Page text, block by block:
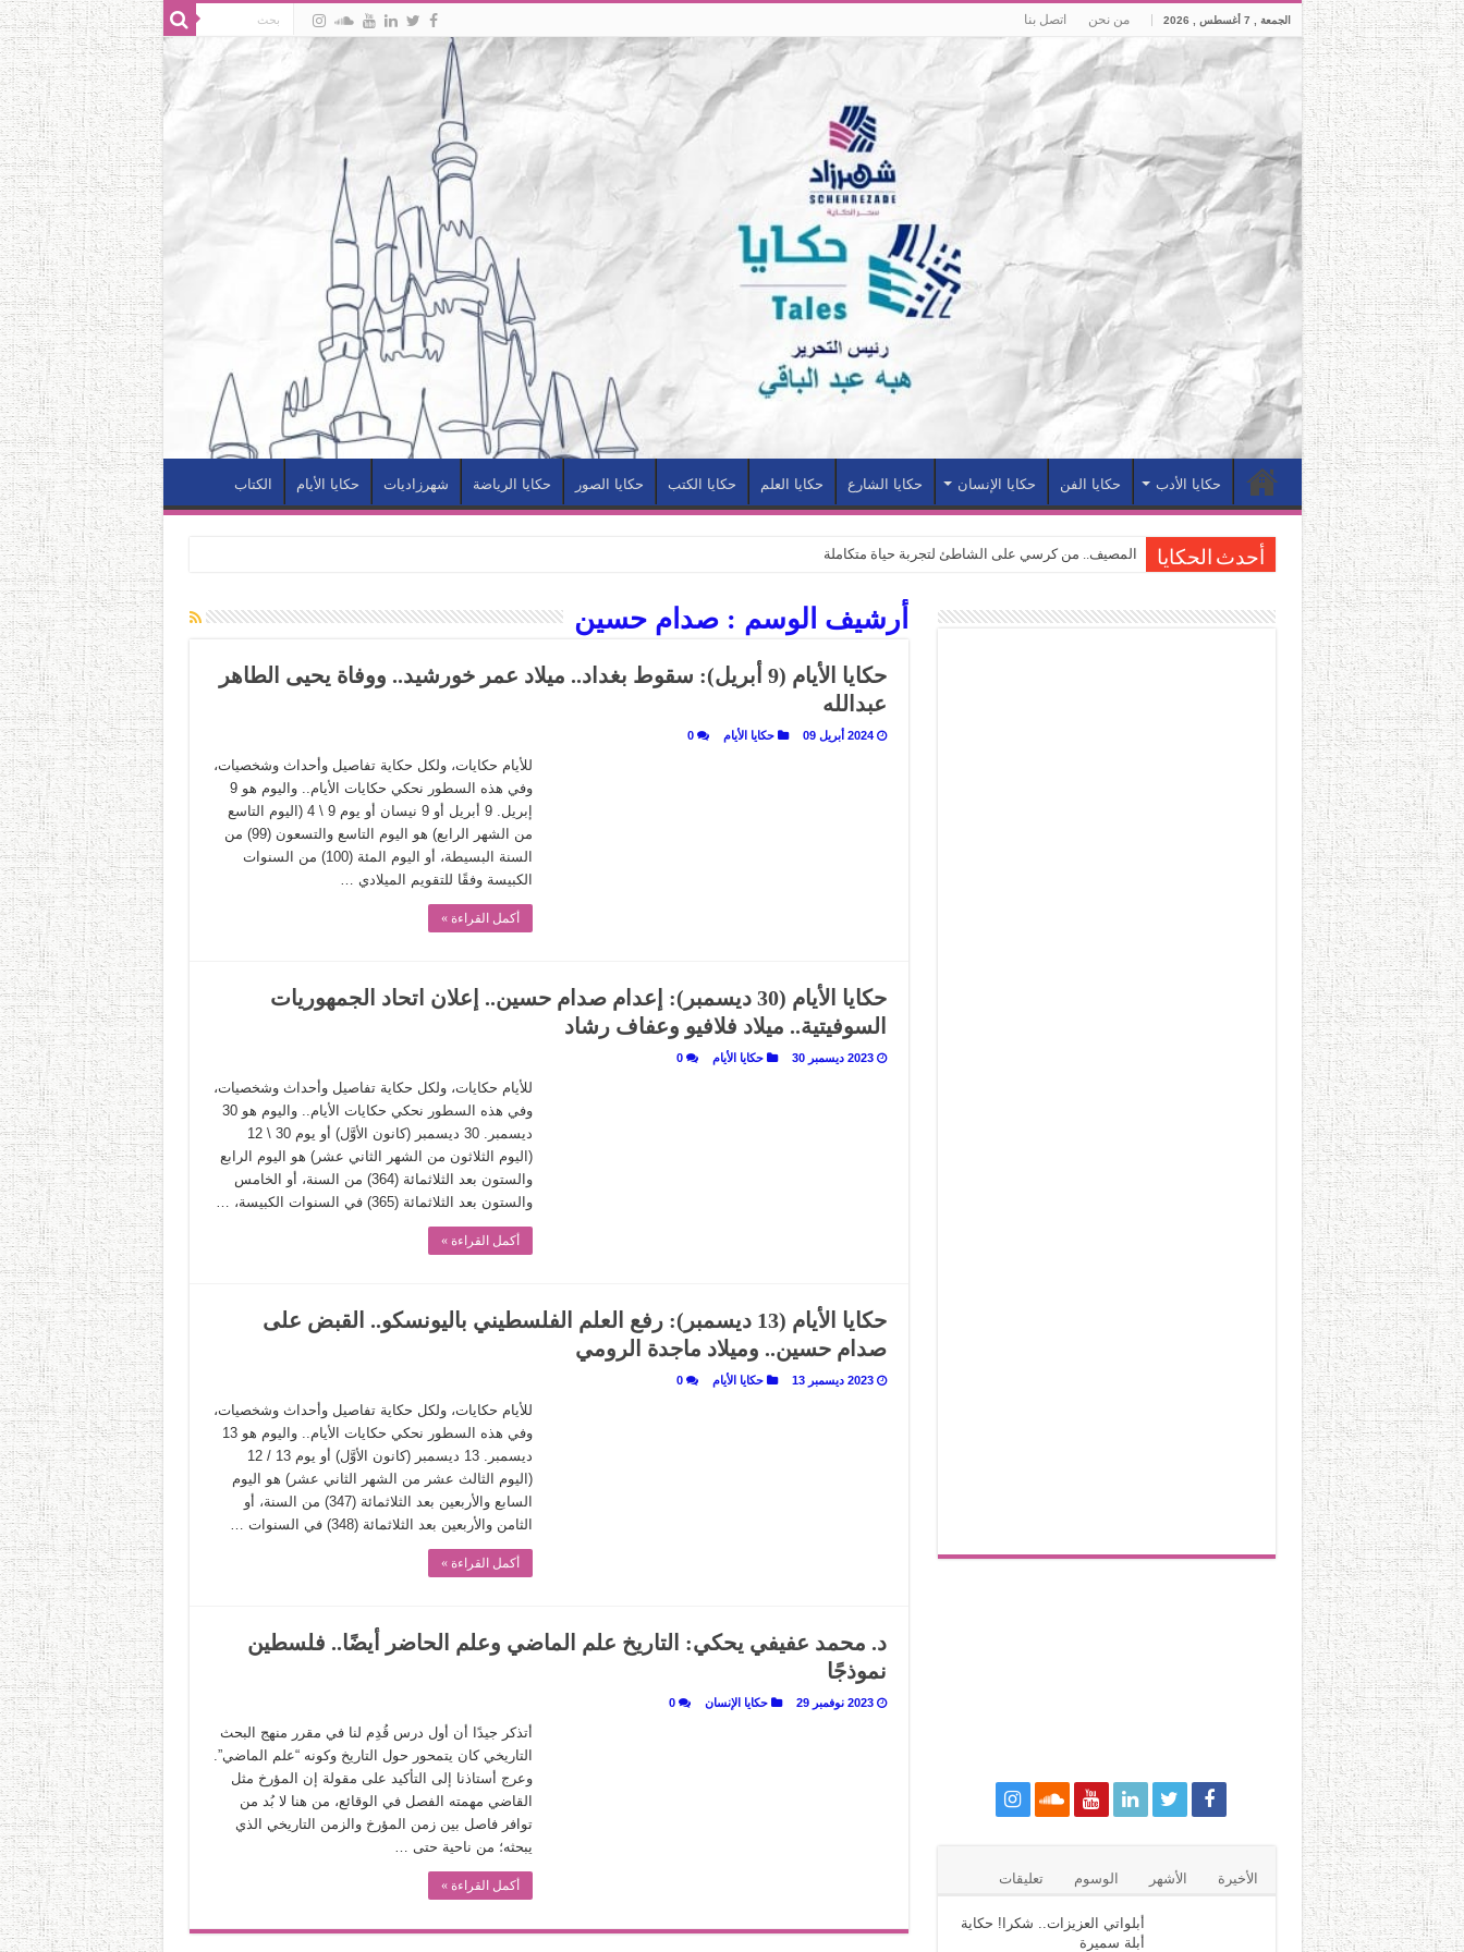
الجمعة , 7 أغسطس , 2026 من نحن اتصل بنا
حكايا الأدب حكايا الفن حكايا الإنسان حكايا الشارع حكايا العلم حكايا الكتب حكايا الصور حكايا الرياضة شهرزاديات حكايا الأيام الكتاب
أحدث الحكايا المصيف.. من كرسي على الشاطئ لتجربة حياة متكاملة
القاهرة «ألف ليلة وليلة».. كيف يتحول المكان إلى بطل في روايات مريم عبد العزيز؟ (الجزء الأول)
حين يتنفس الحجر.. المكان كبطل في أدب مريم عبد العزيز
«كوم النور».. ريم بسيوني تُعيد الخديوي المنسي إلى الضوء
الطعام في الحضارة الإسلامية.. تاريخ يُقرأ بالنكهات
أرشيف الوسم :صدام حسين
حكايا الأيام (9 أبريل): سقوط بغداد.. ميلاد عمر خورشيد.. ووفاة يحيى الطاهر
عبدالله
2024 أبريل 09 حكايا الأيام 0
للأيام حكايات، ولكل حكاية تفاصيل وأحداث وشخصيات،
وفي هذه السطور نحكي حكايات الأيام.. واليوم هو 9
إبريل. 9 أبريل أو 9 نيسان أو يوم 9 \ 4 (اليوم التاسع
من الشهر الرابع) هو اليوم التاسع والتسعون (99) من
السنة البسيطة، أو اليوم المئة (100) من السنوات
الكبيسة وفقًا للتقويم الميلادي …
أكمل القراءة »
حكايا الأيام (30 ديسمبر): إعدام صدام حسين.. إعلان اتحاد الجمهوريات
السوفيتية.. ميلاد فلافيو وعفاف رشاد
2023 ديسمبر 30 حكايا الأيام 0
للأيام حكايات، ولكل حكاية تفاصيل وأحداث وشخصيات،
وفي هذه السطور نحكي حكايات الأيام.. واليوم هو 30
ديسمبر. 30 ديسمبر (كانون الأوَّل) أو يوم 30 \ 12
(اليوم الثلاثون من الشهر الثاني عشر) هو اليوم الرابع
والستون بعد الثلاثمائة (364) من السنة، أو الخامس
والستون بعد الثلاثمائة (365) في السنوات الكبيسة، …
أكمل القراءة »
حكايا الأيام (13 ديسمبر): رفع العلم الفلسطيني باليونسكو.. القبض على
صدام حسين.. وميلاد ماجدة الرومي
2023 ديسمبر 13 حكايا الأيام 0
للأيام حكايات، ولكل حكاية تفاصيل وأحداث وشخصيات،
وفي هذه السطور نحكي حكايات الأيام.. واليوم هو 13
ديسمبر. 13 ديسمبر (كانون الأوَّل) أو يوم 13 / 12
(اليوم الثالث عشر من الشهر الثاني عشر) هو اليوم
السابع والأربعين بعد الثلاثمائة (347) من السنة، أو
الثامن والأربعين بعد الثلاثمائة (348) في السنوات …
أكمل القراءة »
د. محمد عفيفي يحكي: التاريخ علم الماضي وعلم الحاضر أيضًا.. فلسطين
نموذجًا
2023 نوفمبر 29 حكايا الإنسان 0
أتذكر جيدًا أن أول درس قُدِم لنا في مقرر منهج البحث
التاريخي كان يتمحور حول التاريخ وكونه “علم الماضي”.
وعرج أستاذنا إلى التأكيد على مقولة إن المؤرخ مثل
القاضي مهمته الفصل في الوقائع، من هنا لا بُد من
توافر فاصل بين زمن المؤرخ والزمن التاريخي الذي
يبحثه؛ من ناحية حتى …
أكمل القراءة » الأخيرة الأشهر الوسوم تعليقات
أبلواتي العزيزات.. شكرا! حكاية
أبلة سميرة